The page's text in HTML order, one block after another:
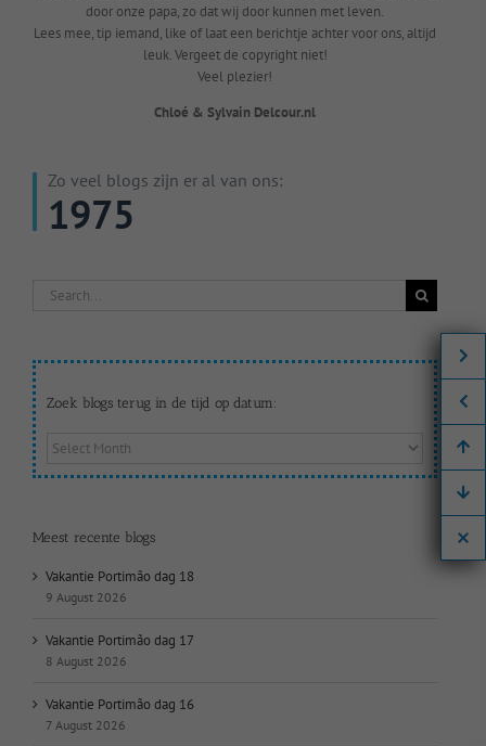
door onze papa, zo dat wij door kunnen met leven.
Lees mee, tip iemand, like of laat een berichtje achter voor ons, altijd
leuk. Vergeet de copyright niet!
Veel plezier!
Chloé & Sylvain Delcour.nl
Zo veel blogs zijn er al van ons:
1975
Search
Zoek blogs terug in de tijd op datum:
Zoek
op
datum:
Meest recente blogs
Vakantie Portimão dag 18
9 August 2026
Vakantie Portimão dag 17
8 August 2026
Vakantie Portimão dag 16
7 August 2026